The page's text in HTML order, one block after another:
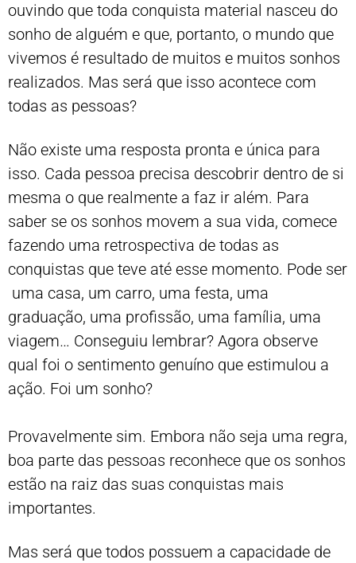
ouvindo que toda conquista material nasceu do
sonho de alguém e que, portanto, o mundo que
vivemos é resultado de muitos e muitos sonhos
realizados. Mas será que isso acontece com
todas as pessoas?
Não existe uma resposta pronta e única para
isso. Cada pessoa precisa descobrir dentro de si
mesma o que realmente a faz ir além. Para
saber se os sonhos movem a sua vida, comece
fazendo uma retrospectiva de todas as
conquistas que teve até esse momento. Pode ser
uma casa, um carro, uma festa, uma
graduação, uma profissão, uma família, uma
viagem… Conseguiu lembrar? Agora observe
qual foi o sentimento genuíno que estimulou a
ação. Foi um sonho?
Provavelmente sim. Embora não seja uma regra,
boa parte das pessoas reconhece que os sonhos
estão na raiz das suas conquistas mais
importantes.
Mas será que todos possuem a capacidade de